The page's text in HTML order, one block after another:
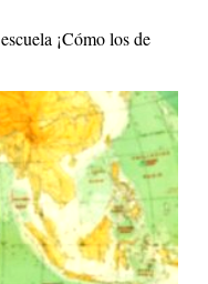
¡Cómo los de